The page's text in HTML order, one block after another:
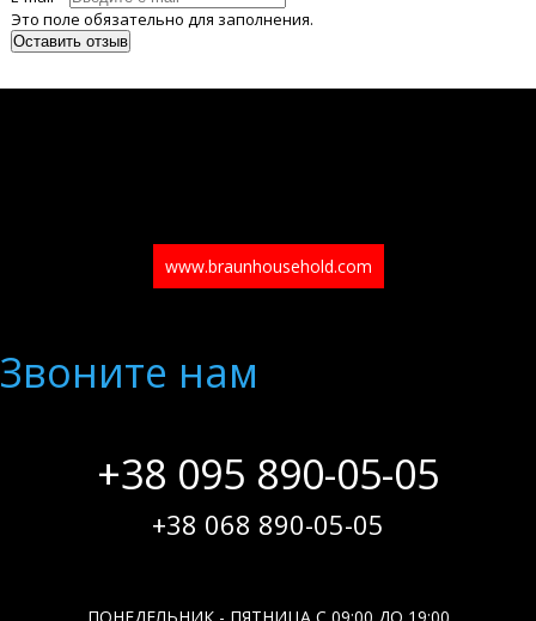
Это поле обязательно для заполнения.
www.braunhousehold.com
Звоните нам
+38 095 890-05-05
+38 068 890-05-05